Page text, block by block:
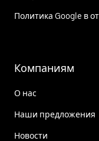
Политика Google в
Компаниям
О нас
Наши предложения
Новости